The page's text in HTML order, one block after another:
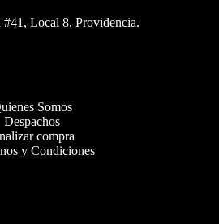
Local 8, Providencia.
Somos
Despachos
compra
y Condiciones